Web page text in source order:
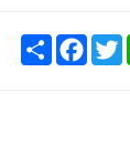
S
h
F
a
T
w